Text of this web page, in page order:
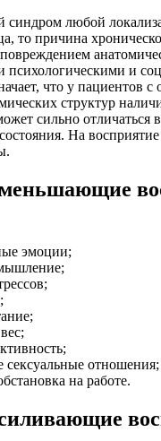
синдром любой
то причина
психологическими и
что у пациентов
структур
сильно отличаться
На
эмоции;
сексуальные отношения;
на работе.